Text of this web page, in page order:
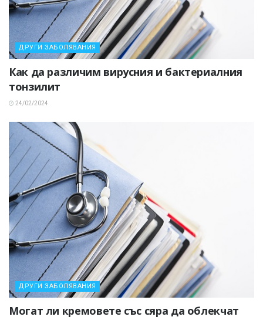
ДРУГИ ЗАБОЛЯВАНИЯ
Как да различим вирусния и бактериалния
тонзилит
24/02/2024
ДРУГИ ЗАБОЛЯВАНИЯ
Могат ли кремовете със сяра да облекчат